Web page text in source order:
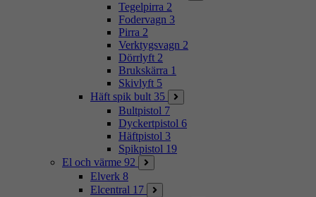
Tegelpirra 2
Fodervagn 3
Pirra 2
Verktygsvagn 2
Dörrlyft 2
Brukskärra 1
Skivlyft 5
Häft spik bult 35
Bultpistol 7
Dyckertpistol 6
Häftpistol 3
Spikpistol 19
El och värme 92
Elverk 8
Elcentral 17